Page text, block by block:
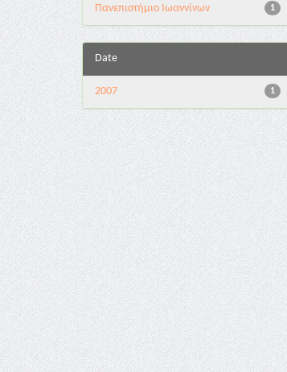
1
Πανεπιστήμιο Ιωαννίνων
Date
1
2007